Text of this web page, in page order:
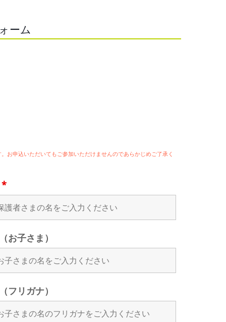
ーム
お申込いただいてもご参加いただけませんのであらかじめご了承く
*
お子さま）
フリガナ）